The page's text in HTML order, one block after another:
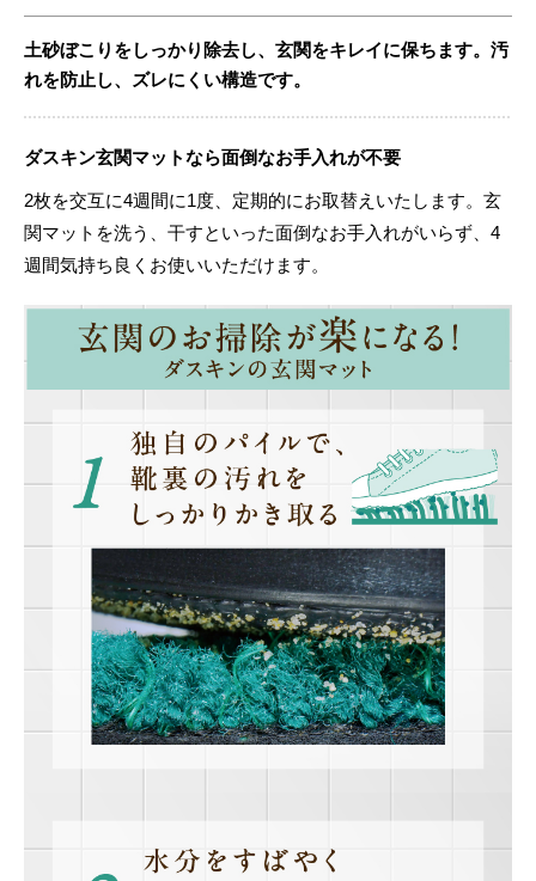
土砂ぼこりをしっかり除去し、玄関をキレイに保ちます。汚
れを防止し、ズレにくい構造です。
ダスキン玄関マットなら面倒なお手入れが不要
2枚を交互に4週間に1度、定期的にお取替えいたします。玄
関マットを洗う、干すといった面倒なお手入れがいらず、4
週間気持ち良くお使いいただけます。